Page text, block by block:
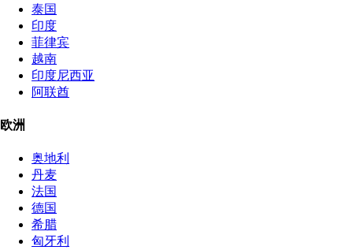
泰国
印度
菲律宾
越南
印度尼西亚
阿联酋
欧洲
奥地利
丹麦
法国
德国
希腊
匈牙利